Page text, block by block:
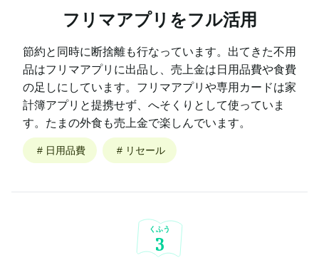
フリマアプリをフル活用
節約と同時に断捨離も行なっています。出てきた不用
品はフリマアプリに出品し、売上金は日用品費や食費
の足しにしています。フリマアプリや専用カードは家
計簿アプリと提携せず、へそくりとして使っていま
す。たまの外食も売上金で楽しんでいます。
# 日用品費 # リセール
くふう
3